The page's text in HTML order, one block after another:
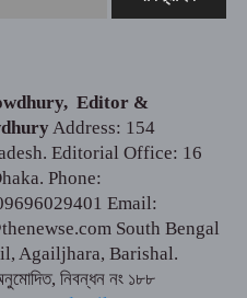
হবে গুম-খুন ও জুলাই
বিচার: প্রতিমন্ত্রী মীর
অস্তিত্ব রক্ষায় গণমাধ্যম কমিশন
Editor &
Address: 154
Editorial Office: 16
Phone:
Email:
South Bengal
Agailjhara, Barishal.
নিবন্ধন নং ১৮৮